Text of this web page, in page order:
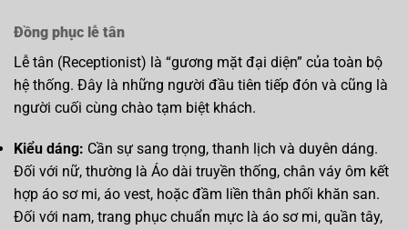
Đồng phục lễ tân
Lễ tân (Receptionist) là “gương mặt đại diện” của toàn bộ
hệ thống. Đây là những người đầu tiên tiếp đón và cũng là
người cuối cùng chào tạm biệt khách.
Kiểu dáng: Cần sự sang trọng, thanh lịch và duyên dáng.
Đối với nữ, thường là Áo dài truyền thống, chân váy ôm kết
hợp áo sơ mi, áo vest, hoặc đầm liền thân phối khăn san.
Đối với nam, trang phục chuẩn mực là áo sơ mi, quần tây,